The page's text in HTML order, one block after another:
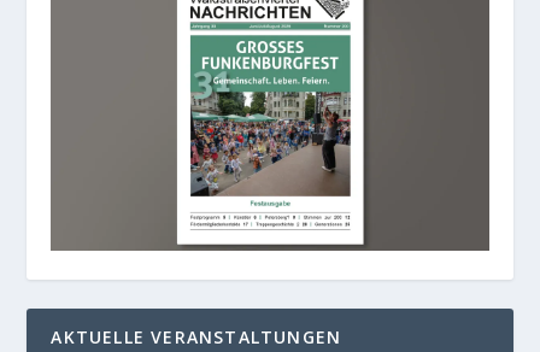
AKTUELLE VERANSTALTUNGEN